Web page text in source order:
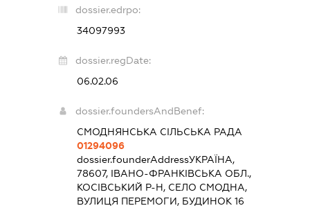
dossier.edrpo:
34097993
dossier.regDate:
06.02.06
dossier.foundersAndBenef:
СМОДНЯНСЬКА СІЛЬСЬКА РАДА
01294096
dossier.founderAddressУКРАЇНА,
78607, ІВАНО-ФРАНКІВСЬКА ОБЛ.,
КОСІВСЬКИЙ Р-Н, СЕЛО СМОДНА,
ВУЛИЦЯ ПЕРЕМОГИ, БУДИНОК 16